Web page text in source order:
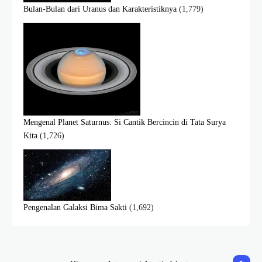
Bulan-Bulan dari Uranus dan Karakteristiknya (1,779)
Mengenal Planet Saturnus: Si Cantik Bercincin di Tata Surya
Kita (1,726)
Pengenalan Galaksi Bima Sakti (1,692)